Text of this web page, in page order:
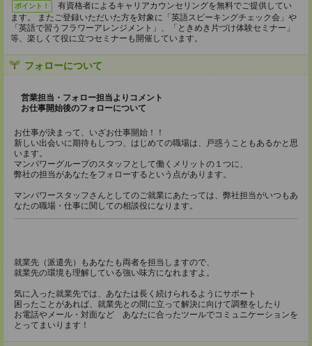
ポイント！
有資格者によるキャリアカウンセリングを無料でご提供してい
ます。 またご登録いただいた方を対象に「英語スピーキングチェック会」や
「英語で習うフラワーアレンジメント」、「ときめき片づけ体験セミナー」
等、楽しくて役に立つセミナーも開催しています。
フォローについて
営業担当・フォロー担当よりコメント
お仕事開始後のフォローについて
お仕事が決まって、いざお仕事開始！！
新しい出会いに期待もしつつ、はじめての職場は、戸惑うこともあるかと思
います。
マンパワーグループのスタッフとして働くメリットの１つに、
弊社の担当があなたをフォローするという点があります。
マンパワースタッフさんとしてのご就業にあたっては、弊社担当がいつもあ
なたの職場・仕事に関しての相談役になります。
就業先（派遣先）もあなたも両者を担当しますので、
就業先の環境も理解している強い味方になれますよ。
気に入った就業先では、あなたは長く続けられるようにサポート
困ったことがあれば、就業先との間に立って解決に向けて調整をしたり
お電話やメール・対面など あなたに合ったツールでコミュニケーションを
とってまいります！